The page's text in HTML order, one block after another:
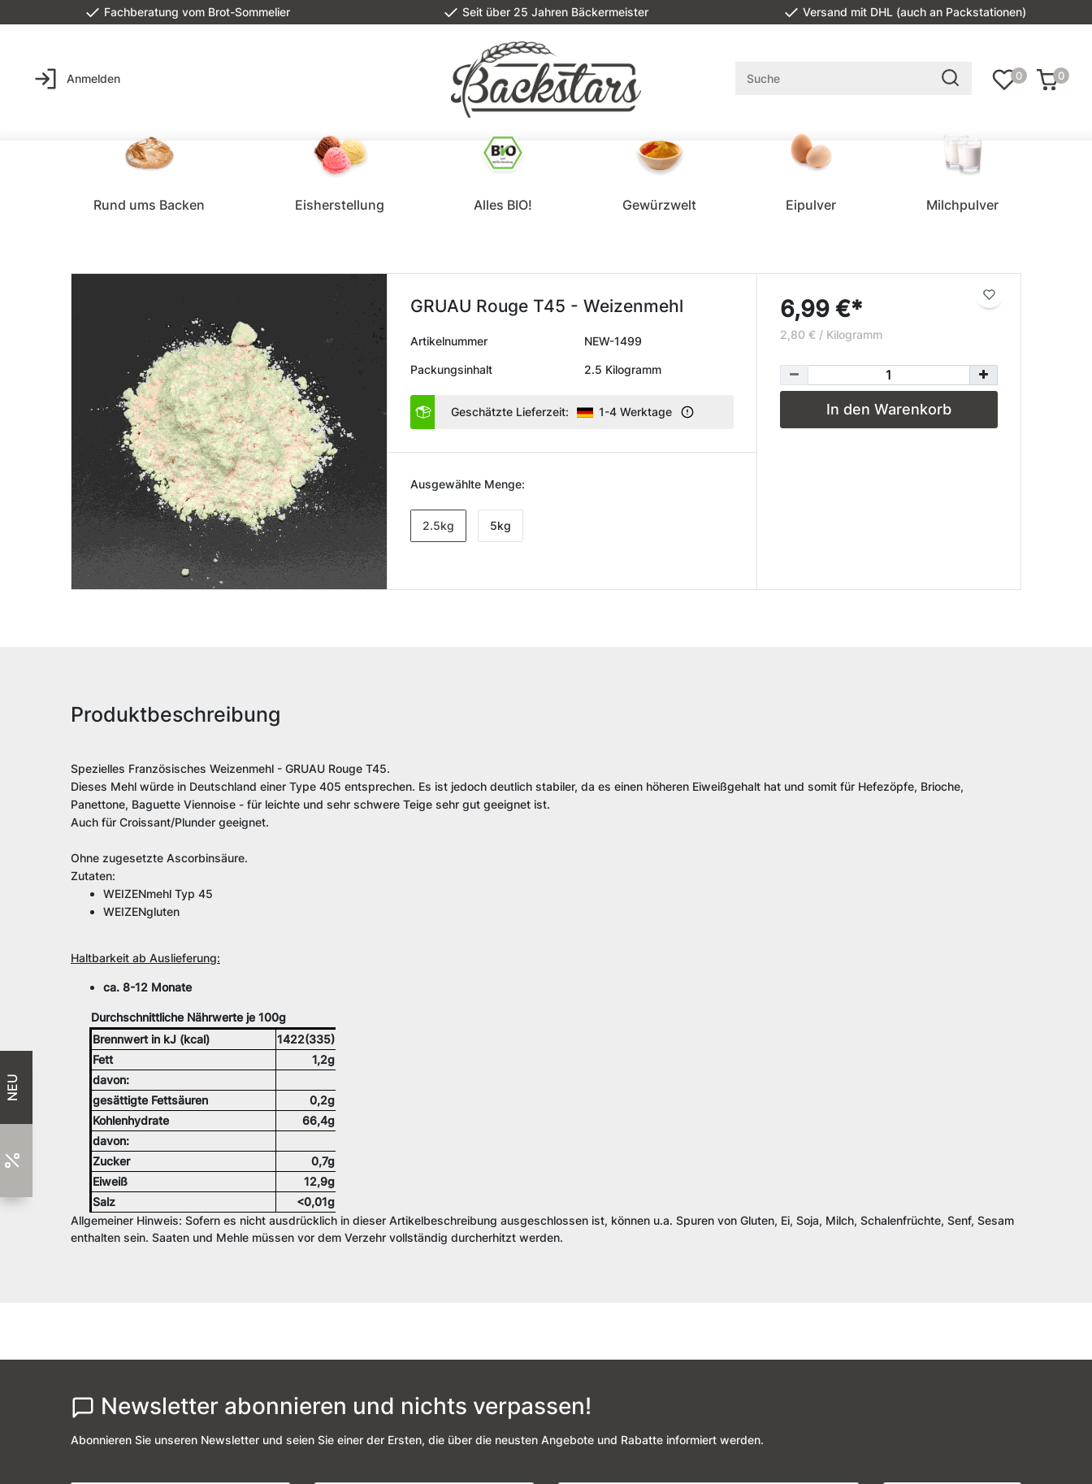
Fachberatung vom Brot-Sommelier Seit über 25 Jahren Bäckermeister Versand mit DHL (auch an Packstationen)
Anmelden 0 0
Rund ums Backen Eisherstellung Alles BIO! Gewürzwelt Eipulver Milchpulver
GRUAU Rouge T45 - Weizenmehl
Artikelnummer NEW-1499
Packungsinhalt 2.5 Kilogramm
Geschätzte Lieferzeit: 1-4 Werktage
Ausgewählte Menge:
2.5kg 5kg
6,99 €*
2,80 € / Kilogramm
In den Warenkorb
Produktbeschreibung
Spezielles Französisches Weizenmehl - GRUAU Rouge T45.
Dieses Mehl würde in Deutschland einer Type 405 entsprechen. Es ist jedoch deutlich stabiler, da es einen höheren Eiweißgehalt hat und somit für Hefezöpfe, Brioche,
Panettone, Baguette Viennoise - für leichte und sehr schwere Teige sehr gut geeignet ist.
Auch für Croissant/Plunder geeignet.
Ohne zugesetzte Ascorbinsäure.
Zutaten:
WEIZENmehl Typ 45
WEIZENgluten
Haltbarkeit ab Auslieferung:
ca. 8-12 Monate
Durchschnittliche Nährwerte je 100g
Brennwert in kJ (kcal)
1422(335)
Fett
1,2g
davon:
gesättigte Fettsäuren
0,2g
Kohlenhydrate
66,4g
davon:
Zucker
0,7g
Eiweiß
12,9g
Salz
<0,01g
Allgemeiner Hinweis: Sofern es nicht ausdrücklich in dieser Artikelbeschreibung ausgeschlossen ist, können u.a. Spuren von Gluten, Ei, Soja, Milch, Schalenfrüchte, Senf, Sesam
enthalten sein. Saaten und Mehle müssen vor dem Verzehr vollständig durcherhitzt werden.
Newsletter abonnieren und nichts verpassen!
Abonnieren Sie unseren Newsletter und seien Sie einer der Ersten, die über die neusten Angebote und Rabatte informiert werden.
NEU